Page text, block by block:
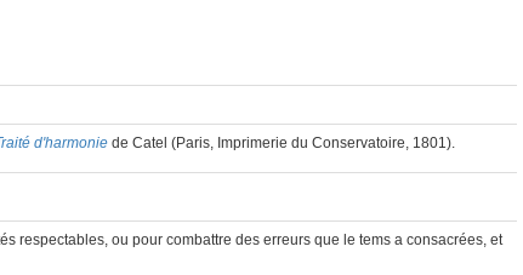
d'harmonie de Catel (Paris, Imprimerie du Conservatoire, 1801).
respectables, ou pour combattre des erreurs que le tems a consacrées, et